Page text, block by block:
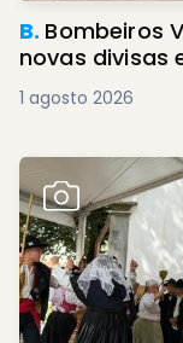
B. Bombeiros
novas divisas
1 agosto 2026